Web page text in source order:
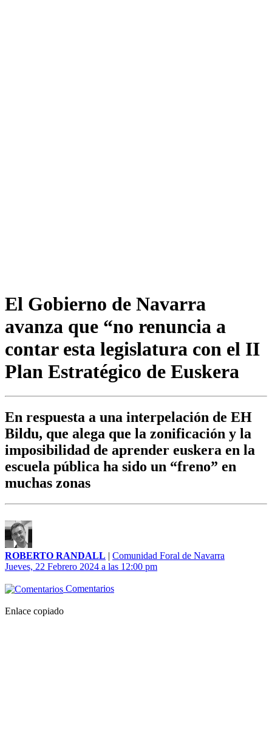
El Gobierno de Navarra
avanza que “no renuncia a
contar esta legislatura con el II
Plan Estratégico de Euskera
En respuesta a una interpelación de EH
Bildu, que alega que la zonificación y la
imposibilidad de aprender euskera en la
escuela pública ha sido un “freno” en
muchas zonas
ROBERTO RANDALL | Comunidad Foral de Navarra
Jueves, 22 Febrero 2024 a las 12:00 pm
Comentarios
Enlace copiado